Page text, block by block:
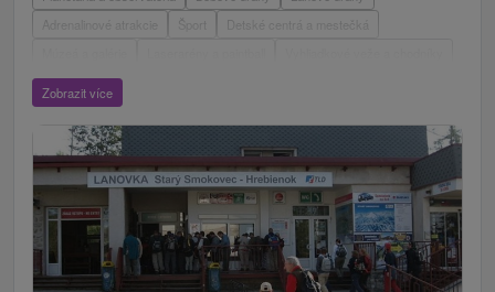
Adrenalinové atrakcie
Detské centrá a mestečká
ZOO a zvieracie farmy
Hrady, zámky, zrúcaniny
Mestské a zámocké parky
Jazerá, plesá, vodné nádrže
Technické pamiatky
Pamätníky
Drevené kostolíky Pramene
Jazda na koni
Túry a turistické chodníky
Kaštiele Horské chaty
Divadlá
Sakrálne miesta
Plte, rafting, splavy
Architektonické stavby
Lyžiarske strediská
Golfové ihriská
Motokárové dráhy
Zobrazit více